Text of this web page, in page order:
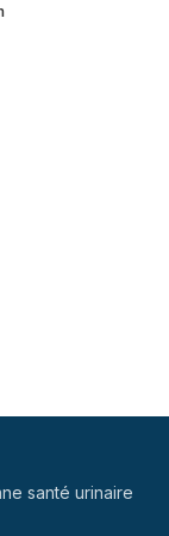
santé urinaire